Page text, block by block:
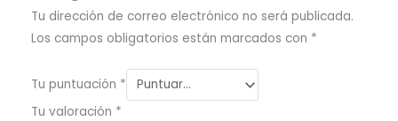
Tu dirección de correo electrónico no será publicada.
Los campos obligatorios están marcados con *
Tu puntuación *
Tu valoración *